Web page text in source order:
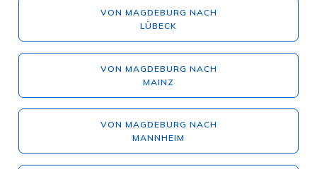
VON MAGDEBURG NACH
LÜBECK
VON MAGDEBURG NACH
MAINZ
VON MAGDEBURG NACH
MANNHEIM